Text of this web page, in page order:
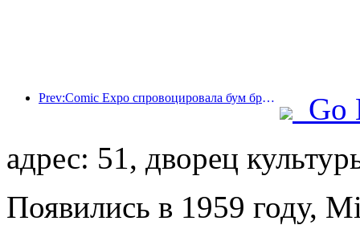
Prev:Comic Expo спровоцировала бум бронирования отелей в Шанхае, при этом объем поиска по некоторым отелям вырос почти на 360%.
Go
адрес: 51, дворец
Появились в 1959 году,